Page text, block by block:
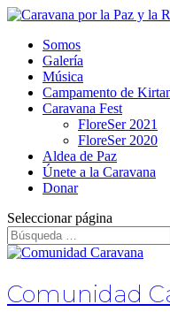
Somos
Galería
Música
Campamento de
Caravana Fest
FloreSer 2021
FloreSer 2020
Aldea de Paz
Únete a la Caravana
Donar
Seleccionar página
Comunidad